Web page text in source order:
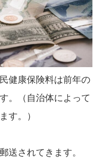
健康保険料は前年の
。（自治体によって
す。）
送されてきます。